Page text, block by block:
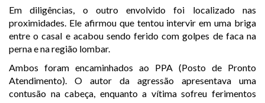
Em diligências, o outro envolvido foi localizado nas
proximidades. Ele afirmou que tentou intervir em uma briga
entre o casal e acabou sendo ferido com golpes de faca na
perna e na região lombar.
Ambos foram encaminhados ao PPA (Posto de Pronto
Atendimento). O autor da agressão apresentava uma
contusão na cabeça, enquanto a vítima sofreu ferimentos